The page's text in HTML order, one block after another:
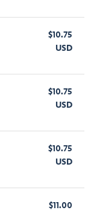
$10.75
USD
$10.75
USD
$10.75
USD
$11.00